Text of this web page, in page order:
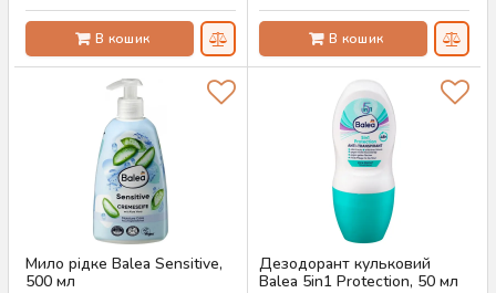
В кошик В кошик
Мило рідке Balea Sensitive,
500 мл
Дезодорант кульковий
Balea 5in1 Protection, 50 мл